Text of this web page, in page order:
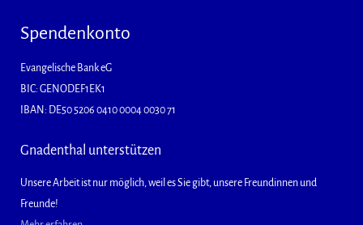
Spendenkonto
Evangelische Bank eG
BIC: GENODEF1EK1
IBAN: DE50 5206 0410 0004 0030 71
Gnadenthal unterstützen
Unsere Arbeit ist nur möglich, weil es Sie gibt, unsere Freundinnen und
Freunde!